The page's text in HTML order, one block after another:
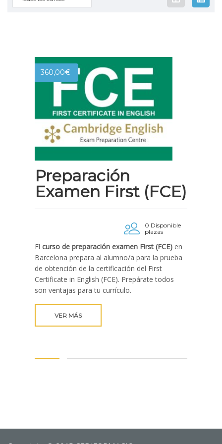
360,00€
Preparación
Examen First (FCE)
0 Disponible
plazas
El curso de preparación examen First (FCE) en
Barcelona prepara al alumno/a para la prueba
de obtención de la certificación del First
Certificate in English (FCE). Prepárate todos
son ventajas para tu currículo.
VER MÁS